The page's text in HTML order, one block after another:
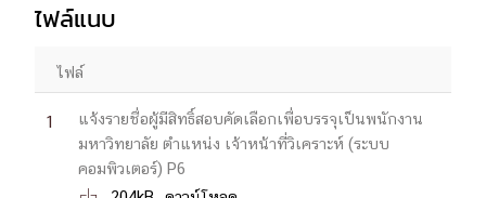
ไฟล์แนบ
ไฟล์
1
แจ้งรายชื่อผู้มีสิทธิ์สอบคัดเลือกเพื่อบรรจุเป็นพนักงาน
มหาวิทยาลัย ตำแหน่ง เจ้าหน้าที่วิเคราะห์ (ระบบ
คอมพิวเตอร์) P6